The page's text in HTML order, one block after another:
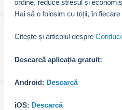
ordine, reduce stresul și
Hai să o folosim cu toții, în
Citește și articolul despre
Descarcă aplicația gratuit:
Android: Descarcă
iOS: Descarcă